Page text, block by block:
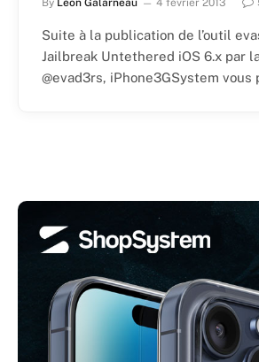
By Léon Galarneau 4 février 2013
Suite à la publication de l’outil
Jailbreak Untethered iOS 6.x par
@evad3rs, iPhone3GSystem vous